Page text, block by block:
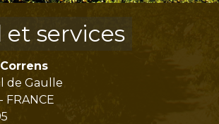
services
de Gaulle
FRANCE